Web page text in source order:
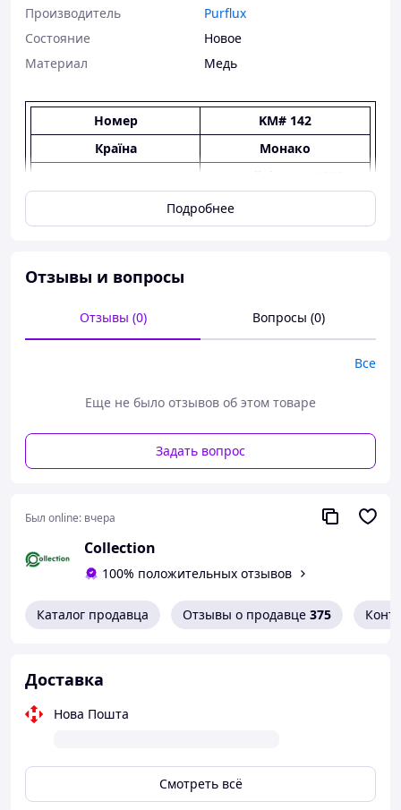
Производитель
Purflux
Состояние
Новое
Материал
Медь
Номер
KM# 142
Країна
Монако
2001)
Правитель
Реньє III
Тип монети
Аверс/реверс
Монетне (180°)
Маса (g)
3
Товщина (mm)
Подробнее
Отзывы и вопросы
Отзывы (0) Вопросы (0)
Все
Еще не было отзывов об этом товаре
Задать вопрос
Был online: вчера
Collection
100% положительных отзывов
Каталог продавца Отзывы о продавце 375
Доставка
Нова Пошта
Смотреть всё